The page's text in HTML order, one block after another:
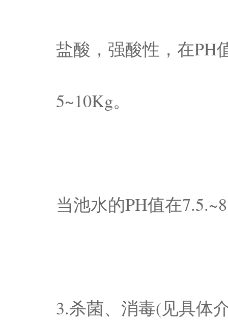
盐酸，强酸性，在PH
5~10Kg。
当池水的PH值在
3.杀菌、消毒(见具体